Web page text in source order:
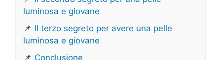
luminosa e giovane
📌 Il terzo segreto per avere una pelle
luminosa e giovane
📌 Conclusione